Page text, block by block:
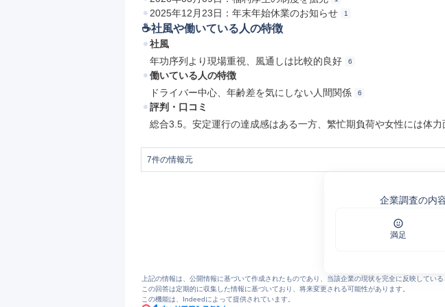
2025年12月23日：年末年始休業のお知らせ 1
☕️社風や働いている人の特徴
社風
年功序列より現場重視、風通しは比較的良好
6
働いている人の特徴
ドライバー中心、年齢差を気にしない人間関係
6
評判・口コミ
総合3.5。安定運行の達成感はある一方、繁忙期負荷や女性には体
7件の情報元
https://t-logi-express.tougun-group.co.jp/requirements/detail8424_20251003/
ドライバー未経験者の方へ – ティーロジエクスプレス株式会社
ティーロジエクスプレスの評判・口コミ - エン カイシャの評判
企業調査の内
満足
上記の情報は、公開情報に基づいて作成されたものであり、当該企業の現状を完全に反映してい
この回答は定期的に収集した情報に基づいており、将来変更される可能性があります。
この機能は、Indeedによって提供されています。